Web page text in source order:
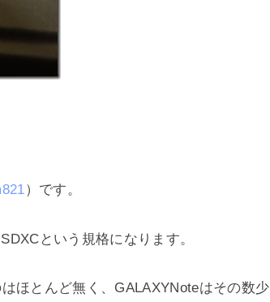
）です。
という規格になります。
ほとんど無く、GALAXYNoteはその数少